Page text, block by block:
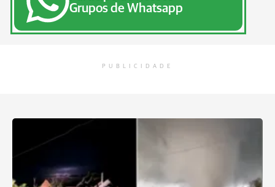
Grupos de Whatsapp
PUBLICIDADE